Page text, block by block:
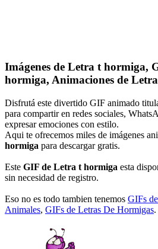
Imágenes de Letra t hormiga,
hormiga, Animaciones de
Disfrutá este divertido GIF animado
para compartir en redes sociales,
expresar emociones con estilo.
Aqui te ofrecemos miles de imágenes
hormiga para descargar gratis.
Este GIF de Letra t hormiga esta
sin necesidad de registro.
Eso no es todo tambien tenemos GIFs
Animales, GIFs de Letras De Hormigas.